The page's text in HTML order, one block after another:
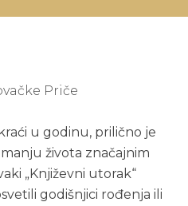
Priče
u godinu, prilično je
života značajnim
„Književni utorak“
godišnjici rođenja ili